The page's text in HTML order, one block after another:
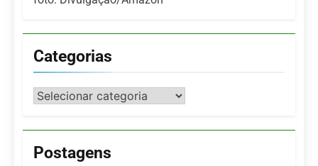
Categorias
Categorias
Postagens